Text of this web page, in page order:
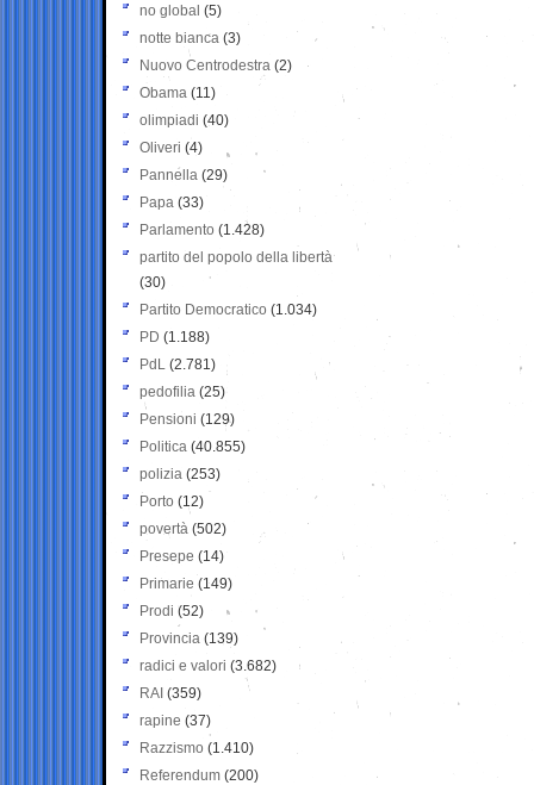
no global (5)
notte bianca (3)
Nuovo Centrodestra (2)
Obama (11)
olimpiadi (40)
Oliveri (4)
Pannella (29)
Papa (33)
Parlamento (1.428)
partito del popolo della libertà
(30)
Partito Democratico (1.034)
PD (1.188)
PdL (2.781)
pedofilia (25)
Pensioni (129)
Politica (40.855)
polizia (253)
Porto (12)
povertà (502)
Presepe (14)
Primarie (149)
Prodi (52)
Provincia (139)
radici e valori (3.682)
RAI (359)
rapine (37)
Razzismo (1.410)
Referendum (200)